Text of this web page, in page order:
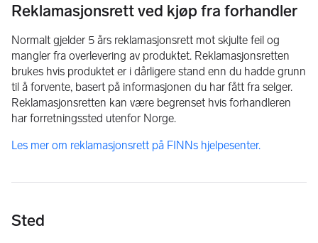
Reklamasjonsrett ved kjøp fra forhandler
Normalt gjelder 5 års reklamasjonsrett mot skjulte feil og
mangler fra overlevering av produktet. Reklamasjonsretten
brukes hvis produktet er i dårligere stand enn du hadde grunn
til å forvente, basert på informasjonen du har fått fra selger.
Reklamasjonsretten kan være begrenset hvis forhandleren
har forretningssted utenfor Norge.
Les mer om reklamasjonsrett på FINNs hjelpesenter.
Sted